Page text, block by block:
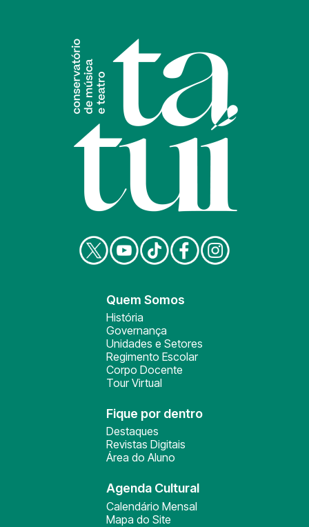
Quem Somos
História
Governança
Unidades e Setores
Regimento Escolar
Corpo Docente
Tour Virtual
Fique por dentro
Destaques
Revistas Digitais
Área do Aluno
Agenda Cultural
Calendário Mensal
Mapa do Site